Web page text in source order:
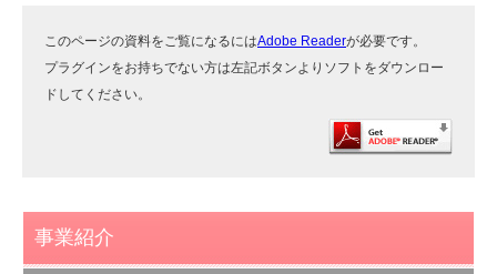
このページの資料をご覧になるにはAdobe Readerが必要です。
プラグインをお持ちでない方は左記ボタンよりソフトをダウンロー
ドしてください。
事業紹介